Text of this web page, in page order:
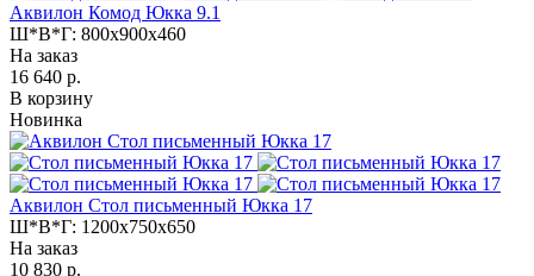
Аквилон Комод Юкка 9.1
Ш*В*Г: 800x900x460
На заказ
16 640 р.
В корзину
Новинка
Аквилон Стол письменный Юкка 17
Ш*В*Г: 1200x750x650
На заказ
10 830 р.